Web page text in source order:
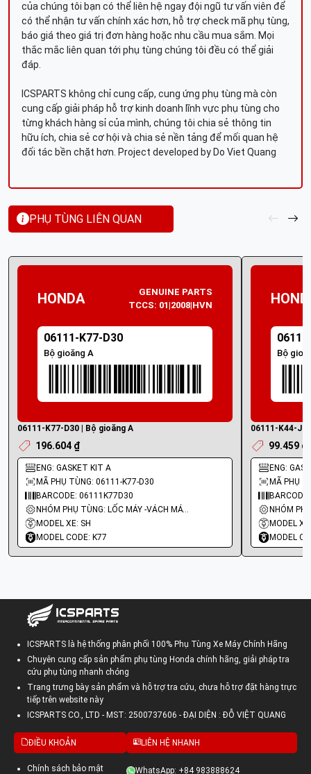
của chúng tôi bạn có thể liên hệ ngay đội ngũ tư vấn viên để
có thể nhận tư vấn chính xác hơn, hỗ trợ check mã phụ tùng,
báo giá theo giá trị đơn hàng hoặc nhu cầu mua sắm. Mọi
thắc mắc liên quan tới phụ tùng chúng tôi đều có thể giải
đáp.
ICSPARTS không chỉ cung cấp, cung ứng phụ tùng mà còn
cung cấp giải pháp hỗ trợ kinh doanh lĩnh vực phụ tùng cho
từng khách hàng sỉ của mình, chúng tôi chia sẻ thông tin
hữu ích, chia sẻ cơ hội và chia sẻ nền tảng để mối quan hệ
đối tác bền chặt hơn. Project developed by Do Viet Quang
PHỤ TÙNG LIÊN QUAN
HONDA
GENUINE PARTS
TCCS: 01|2008|HVN
06111-K77-D30
Bộ gioăng A
06111-K77-D30 | Bộ gioăng A
196.604 ₫
ENG: GASKET KIT A
MÃ PHỤ TÙNG: 06111-K77-D30
BARCODE: 06111K77D30
NHÓM PHỤ TÙNG: LỐC MÁY -VÁCH MÁY - GIOĂNG MÁY
MODEL XE: SH
MODEL CODE: K77
Bộ
06111-K44-
99.459 ₫
ENG:
MÃ PHỤ
MODEL
MODEL
ICSPARTS là hệ thống phân phối 100% Phụ Tùng Xe Máy Chính Hãng
Chuyên cung cấp sản phẩm phụ tùng Honda chính hãng, giải pháp tra
cứu phụ tùng nhanh chóng
Trang trưng bày sản phẩm và hỗ trợ tra cứu, chưa hỗ trợ đặt hàng trực
tiếp trên website này
ICSPARTS CO., LTD - MST: 2500737606 - ĐẠI DIỆN : ĐỖ VIỆT QUANG
ĐIỀU KHOẢN
Chính sách bảo mật
LIÊN HỆ NHANH
WhatsApp: +84 983888624